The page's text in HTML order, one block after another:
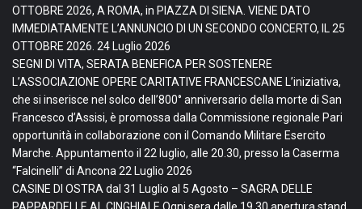
OTTOBRE 2026, A ROMA, in PIAZZA DI SIENA. VIENE DATO
IMMEDIATAMENTE L’ANNUNCIO DI UN SECONDO CONCERTO, IL 25
OTTOBRE 2026. 24 Luglio 2026
SEGNI DI VITA, SERATA BENEFICA PER SOSTENERE
L’ASSOCIAZIONE OPERE CARITATIVE FRANCESCANE L’iniziativa,
che si inserisce nel solco dell’800° anniversario della morte di San
Francesco d’Assisi, è promossa dalla Commissione regionale Pari
opportunità in collaborazione con il Comando Militare Esercito
Marche. Appuntamento il 22 luglio, alle 20.30, presso la Caserma
“Falcinelli” di Ancona 22 Luglio 2026
CASINE DI OSTRA dal 31 Luglio al 5 Agosto – SAGRA DELLE
PAPPARDELLE AL CINGHIALE Ogni sera dalle 19,30 apertura stand